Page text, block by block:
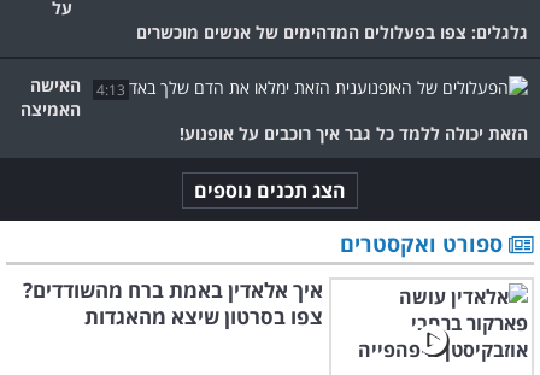
על
גלגלים: צפו בפעלולים המדהימים של אנשים מוכשרים
4:13
האישה
האמיצה
הזאת יכולה ללמד כל גבר איך רוכבים על אופנוע!
הצג תכנים נוספים
ספורט ואקסטרים
איך אלאדין באמת ברח מהשודדים?
צפו בסרטון שיצא מהאגדות